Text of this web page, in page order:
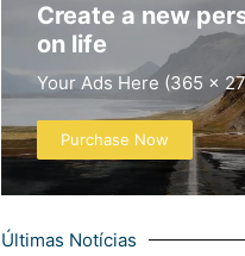
Create a new
on life
Your Ads Here (365 x
Purchase Now
Últimas Notícias